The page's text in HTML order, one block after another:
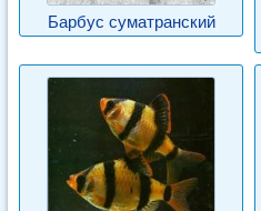
Барбус суматранский